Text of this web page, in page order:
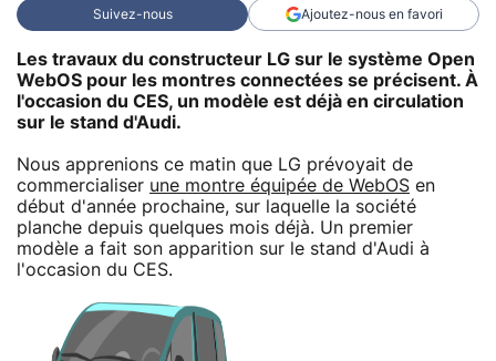
Suivez-nous Ajoutez-nous en favori
Les travaux du constructeur LG sur le système Open
WebOS pour les montres connectées se précisent. À
l'occasion du CES, un modèle est déjà en circulation
sur le stand d'Audi.
Nous apprenions ce matin que LG prévoyait de
commercialiser une montre équipée de WebOS en
début d'année prochaine, sur laquelle la société
planche depuis quelques mois déjà. Un premier
modèle a fait son apparition sur le stand d'Audi à
l'occasion du CES.